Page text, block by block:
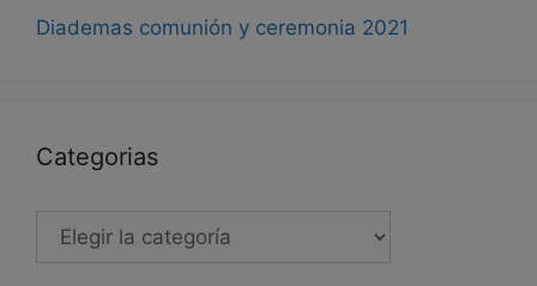
Diademas comunión y ceremonia 2021
Categorias
Categorias